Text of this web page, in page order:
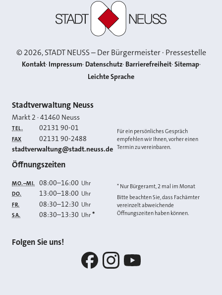
©2026, STADT NEUSS – Der Bürgermeister · Pressestelle
Kontakt Impressum Datenschutz Barrierefreiheit Sitemap
Leichte Sprache
Kontakt
Stadtverwaltung Neuss
Markt 2 ·41460 Neuss
TEL. 02131 90-01
FAX 02131 90-2488
E-MAIL
stadtverwaltung@stadt.neuss.de
Für ein persönliches Gespräch
empfehlen wir Ihnen, vorher einen
Termin zu vereinbaren.
Öffnungszeiten
MO.–MI. 08:00–16:00 Uhr
DO. 13:00–18:00 Uhr
FR. 08:30–12:30 Uhr
SA. 08:30–13:30 Uhr *
* Nur Bürgeramt, 2 mal im Monat
Bitte beachten Sie, dass Fachämter
vereinzelt abweichende
Öffnungszeiten haben können.
Folgen Sie uns!